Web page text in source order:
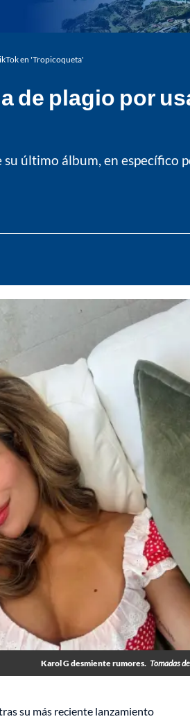
en 'Tropicoqueta'
de plagio por
último álbum, en específico
Karol G desmiente rumores. Tomadas
su más reciente lanzamiento